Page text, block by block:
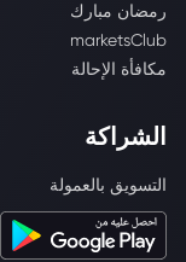
رمضان مبارك
marketsClub
مكافأة الإحالة
الشراكة
التسويق بالعمولة